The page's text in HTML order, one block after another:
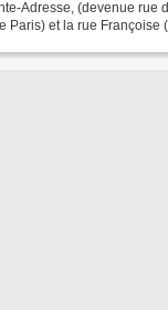
Adresse, (devenue rue
Paris) et la rue Françoise